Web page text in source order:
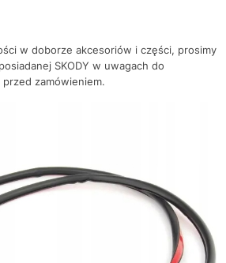
w doborze akcesoriów i części, prosimy
SKODY w uwagach do
przed zamówieniem.